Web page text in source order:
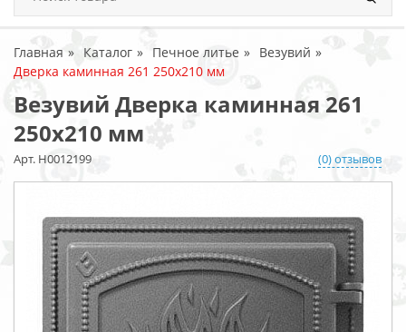
Главная Каталог Печное литье
Везувий
Дверка каминная 261 250x210 мм
Везувий Дверка каминная 261
250x210 мм
Арт. Н0012199 (0) отзывов